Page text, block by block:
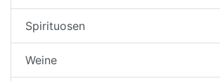
Spirituosen
Weine